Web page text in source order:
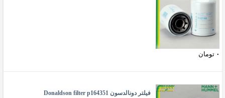
۰ تومان
فیلتر دونالدسون Donaldson filter p164351